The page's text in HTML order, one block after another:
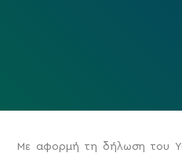
Με αφορμή τη δήλωση του